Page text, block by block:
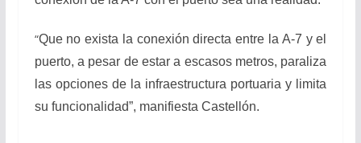
“Que no exista la conexión directa entre la A-7 y el
puerto, a pesar de estar a escasos metros, paraliza
las opciones de la infraestructura portuaria y limita
su funcionalidad”, manifiesta Castellón.